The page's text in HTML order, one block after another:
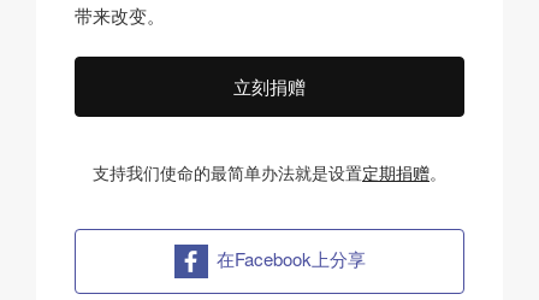
带来改变。
立刻捐赠
支持我们使命的最简单办法就是设置定期捐赠。
在Facebook上分享